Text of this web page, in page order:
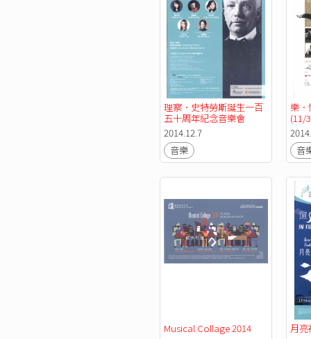
理察．史特勞斯誕生一百
五十周年紀念音樂會
2014.12.7
音樂
樂．
(11/
音
Musical Collage 2014
月